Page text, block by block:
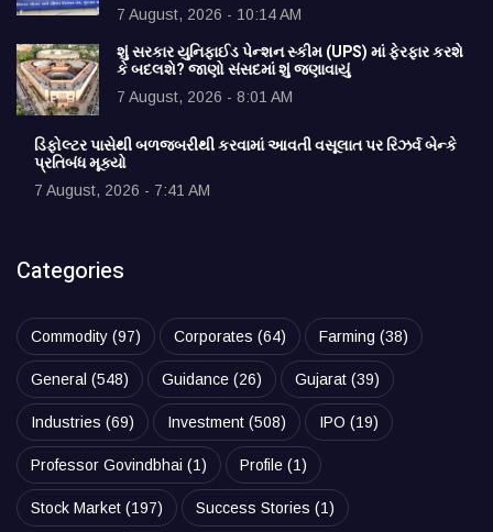
7 August, 2026 - 10:14 AM
શું સરકાર યુનિફાઈડ પેન્શન સ્કીમ (UPS) માં ફેરફાર કરશે
કે બદલશે? જાણો સંસદમાં શું જણાવાયું
7 August, 2026 - 8:01 AM
ડિફોલ્ટર પાસેથી બળજબરીથી કરવામાં આવતી વસૂલાત પર રિઝર્વ બેન્કે
પ્રતિબંધ મૂક્યો
7 August, 2026 - 7:41 AM
Categories
Commodity (97) Corporates (64) Farming (38)
General (548) Guidance (26) Gujarat (39)
Industries (69) Investment (508) IPO (19)
Professor Govindbhai (1) Profile (1)
Stock Market (197) Success Stories (1)